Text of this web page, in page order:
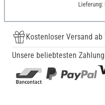
Lieferung:
Kostenloser Versand ab
Unsere beliebtesten